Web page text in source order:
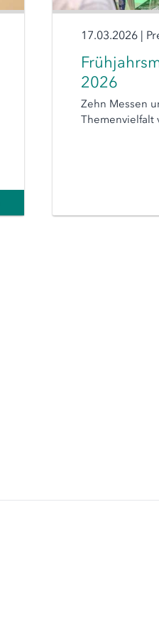
17.03.2026|
2026
Zehn Messen
Themenvielfalt